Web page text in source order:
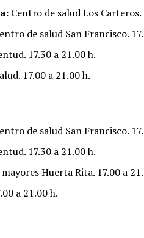
Centro de salud Los Carteros.
de salud San Francisco.
17.30 a 21.00 h.
17.00 a 21.00 h.
de salud San Francisco.
17.30 a 21.00 h.
Huerta Rita. 17.00 a
a 21.00 h.